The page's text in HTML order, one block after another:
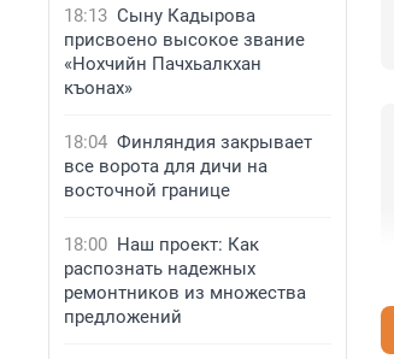
18:13 Сыну Кадырова
присвоено высокое звание
«Нохчийн Пачхьалкхан
къонах»
18:04 Финляндия закрывает
все ворота для дичи на
восточной границе
18:00 Наш проект: Как
распознать надежных
ремонтников из множества
предложений